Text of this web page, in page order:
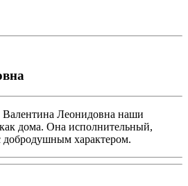
Леонидовна наши
дома. Она исполнительный,
добродушным характером.